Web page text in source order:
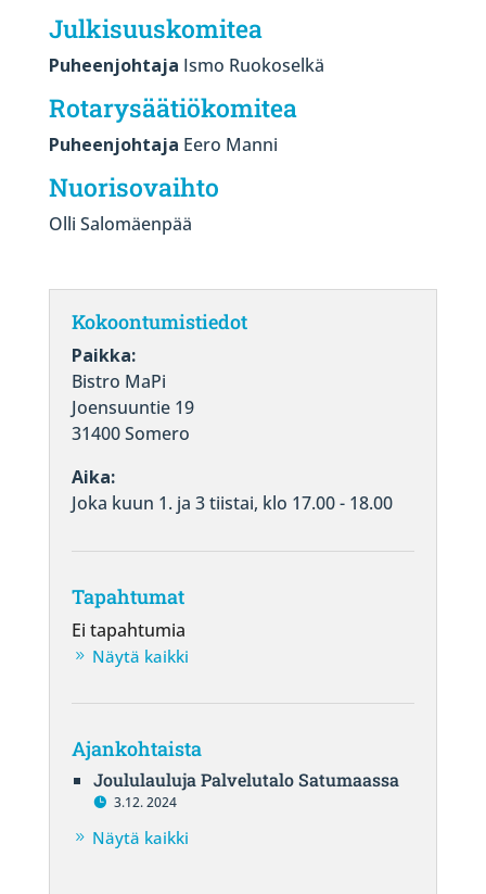
Julkisuuskomitea
Puheenjohtaja Ismo Ruokoselkä
Rotarysäätiökomitea
Puheenjohtaja Eero Manni
Nuorisovaihto
Olli Salomäenpää
Kokoontumistiedot
Paikka:
Bistro MaPi
Joensuuntie 19
31400 Somero
Aika:
Joka kuun 1. ja 3 tiistai, klo 17.00 - 18.00
Tapahtumat
Ei tapahtumia
Näytä kaikki
Ajankohtaista
Joululauluja Palvelutalo Satumaassa
3.12. 2024
Näytä kaikki